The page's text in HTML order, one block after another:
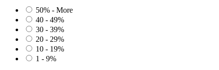
50% - More
40 - 49%
30 - 39%
20 - 29%
10 - 19%
1 - 9%